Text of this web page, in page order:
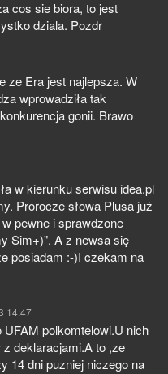
cos sie biora, to jest
dziala. Pozdr
ze Era jest najlepsza. W
wprowadziła tak
gonii. Brawo
w kierunku serwisu idea.pl
Prorocze słowa Plusa już
pewne i sprawdzone
Sim+)". A z newsa się
posiadam :-)I czekam na
14:47
polkomtelowi.U nich
deklaracjami.A to ,ze
14 dni puzniej niczego na